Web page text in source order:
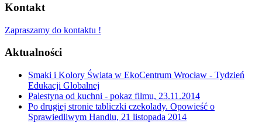
Kontakt
Zapraszamy do kontaktu !
Aktualności
Smaki i Kolory Świata w EkoCentrum Wrocław - Tydzień
Edukacji Globalnej
Palestyna od kuchni - pokaz filmu, 23.11.2014
Po drugiej stronie tabliczki czekolady. Opowieść o
Sprawiedliwym Handlu, 21 listopada 2014